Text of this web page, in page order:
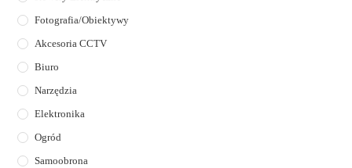
Fotografia/Obiektywy
Akcesoria CCTV
Biuro
Narzędzia
Elektronika
Ogród
Samoobrona